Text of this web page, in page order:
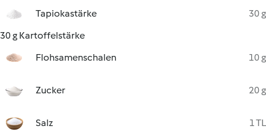
Tapiokastärke
30 g
30 g Kartoffelstärke
Flohsamenschalen
10 g
Zucker 20 g
Salz 1 TL